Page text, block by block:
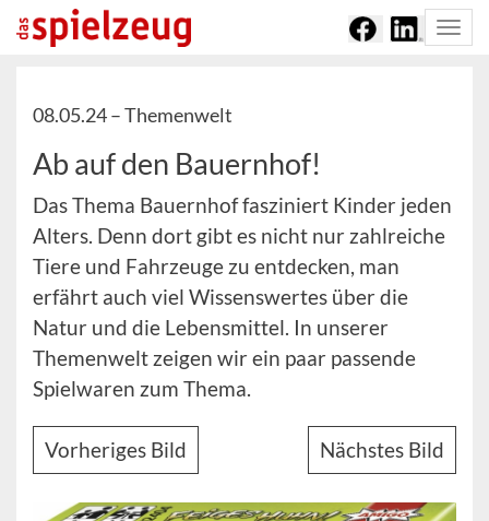
08.05.24 –Themenwelt
Ab auf den Bauernhof!
Das Thema Bauernhof fasziniert Kinder jeden
Alters. Denn dort gibt es nicht nur zahlreiche
Tiere und Fahrzeuge zu entdecken, man
erfährt auch viel Wissenswertes über die
Natur und die Lebensmittel. In unserer
Themenwelt zeigen wir ein paar passende
Spielwaren zum Thema.
Vorheriges Bild Nächstes Bild